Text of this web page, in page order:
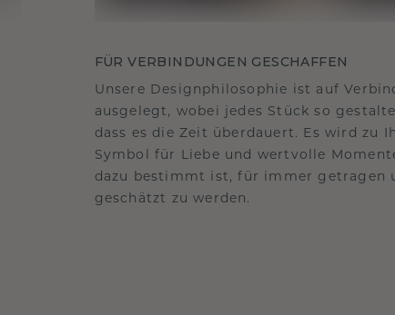
FÜR VERBINDUNGEN GESCHAFFEN
Unsere Designphilosophie ist auf
ausgelegt, wobei jedes Stück so
dass es die Zeit überdauert. Es wird zu
Symbol für Liebe und wertvolle
dazu bestimmt ist, für immer getragen
geschätzt zu werden.